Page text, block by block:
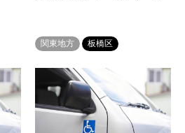
関東地方 板橋区